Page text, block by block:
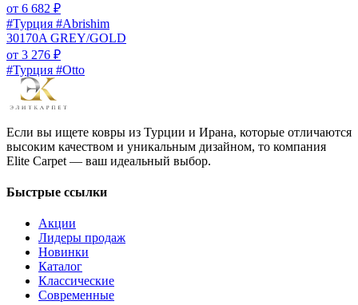
от 6 682 ₽
#Турция #Abrishim
30170A GREY/GOLD
от 3 276 ₽
#Турция #Otto
Если вы ищете ковры из Турции и Ирана, которые отличаются
высоким качеством и уникальным дизайном, то компания
Elite Carpet — ваш идеальный выбор.
Быстрые ссылки
Акции
Лидеры продаж
Новинки
Каталог
Классические
Современные